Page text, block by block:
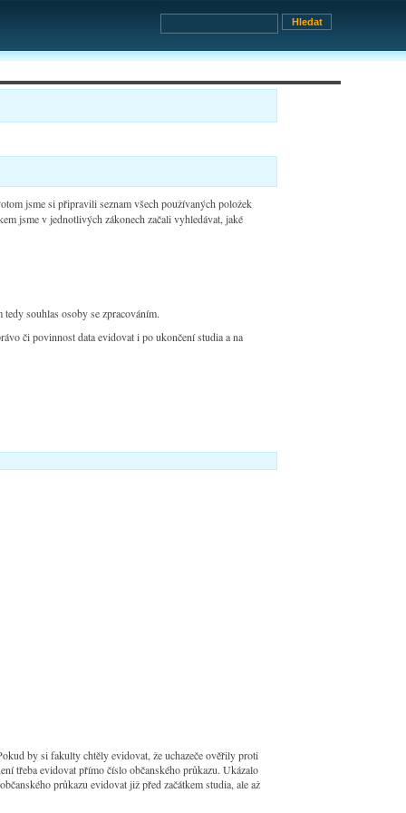
jsme si připravili seznam všech používaných položek
jsme v jednotlivých zákonech začali vyhledávat, jaké
souhlas osoby se zpracováním.
či povinnost data evidovat i po ukončení studia a na
by si fakulty chtěly evidovat, že uchazeče ověřily proti
třeba evidovat přímo číslo občanského průkazu. Ukázalo
průkazu evidovat již před začátkem studia, ale až